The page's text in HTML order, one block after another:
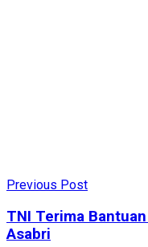
Previous Post
TNI Terima
Asabri